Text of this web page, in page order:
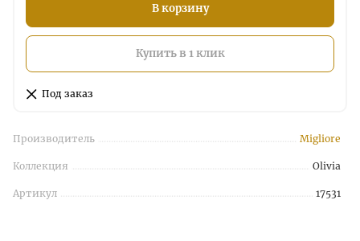
В корзину
Купить в 1 клик
Под заказ
Производитель Migliore
Коллекция Olivia
Артикул 17531